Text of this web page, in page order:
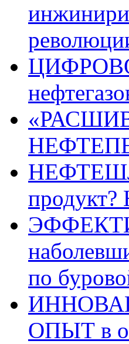
по
ОПЫТ в